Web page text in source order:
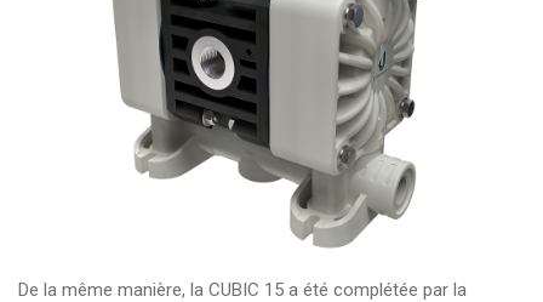
De la même manière, la CUBIC 15 a été complétée par la